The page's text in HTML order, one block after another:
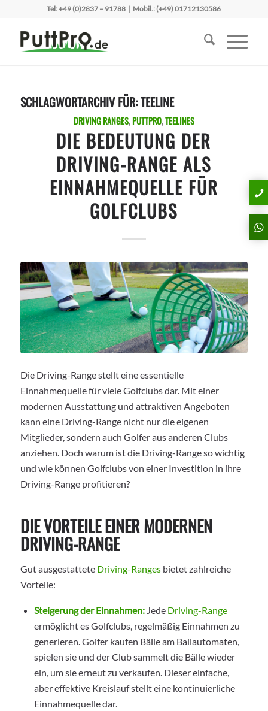
Tel:+49 (0)2837 – 91788 | Mobil.: (+49) 01712130586
SCHLAGWORTARCHIV FÜR:TEELINE
DRIVING RANGES,PUTTPRO,TEELINES
DIE BEDEUTUNG DER
DRIVING-RANGE ALS
EINNAHMEQUELLE FÜR
GOLFCLUBS
Die Driving-Range stellt eine essentielle
Einnahmequelle für viele Golfclubs dar. Mit einer
modernen Ausstattung und attraktiven Angeboten
kann eine Driving-Range nicht nur die eigenen
Mitglieder, sondern auch Golfer aus anderen Clubs
anziehen. Doch warum ist die Driving-Range so wichtig
und wie können Golfclubs von einer Investition in ihre
Driving-Range profitieren?
DIE VORTEILE EINER MODERNEN
DRIVING-RANGE
Gut ausgestattete Driving-Rangesbietet zahlreiche
Vorteile:
Steigerung der Einnahmen:Jede Driving-Range
ermöglicht es Golfclubs, regelmäßig Einnahmen zu
generieren. Golfer kaufen Bälle am Ballautomaten,
spielen sie und der Club sammelt die Bälle wieder
ein, um sie erneut zu verkaufen. Dieser einfache,
aber effektive Kreislauf stellt eine kontinuierliche
Einnahmequelle dar.